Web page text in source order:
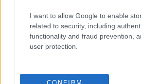
I want to allow Google to enable
related to security, including
functionality and fraud prevention,
user protection.
CONFIRM